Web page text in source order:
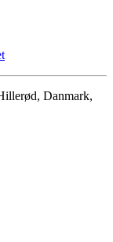
Danmark,